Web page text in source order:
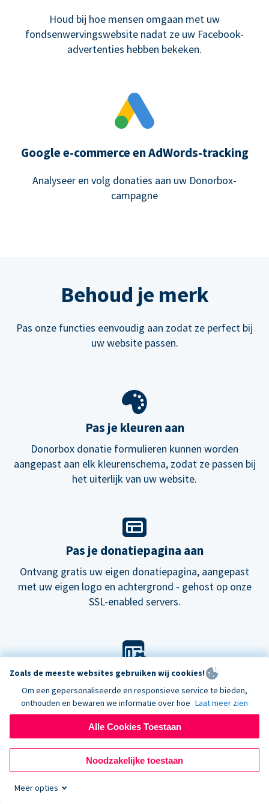
Houd bij hoe mensen omgaan met uw
fondsenwervingswebsite nadat ze uw Facebook-
advertenties hebben bekeken.
Google e-commerce en AdWords-tracking
Analyseer en volg donaties aan uw Donorbox-
campagne
Behoud je merk
Pas onze functies eenvoudig aan zodat ze perfect bij
uw website passen.
Pas je kleuren aan
Donorbox donatie formulieren kunnen worden
aangepast aan elk kleurenschema, zodat ze passen bij
het uiterlijk van uw website.
Pas je donatiepagina aan
Ontvang gratis uw eigen donatiepagina, aangepast
met uw eigen logo en achtergrond - gehost op onze
SSL-enabled servers.
Pas je look aan
Kies onze standaard lay-out voor donatieformulieren
of probeer onzenieuwedonatiepagina's.
Zoals de meeste websites gebruiken wij cookies!
Om een gepersonaliseerde en responsieve service te bieden,
onthouden en bewaren we informatie over hoe Laat meer zien
Alle Cookies Toestaan
Noodzakelijke toestaan
Meer opties